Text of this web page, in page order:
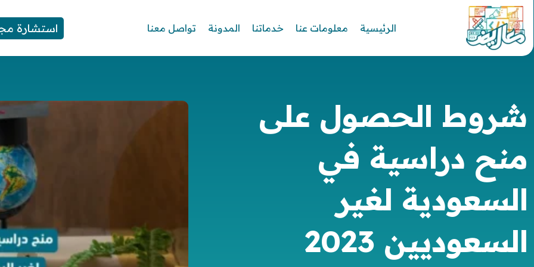
الرئيسية معلومات عنا خدماتنا المدونة تواصل معنا استشارة
شروط الحصول على
منح دراسية في
السعودية لغير
السعوديين 2023